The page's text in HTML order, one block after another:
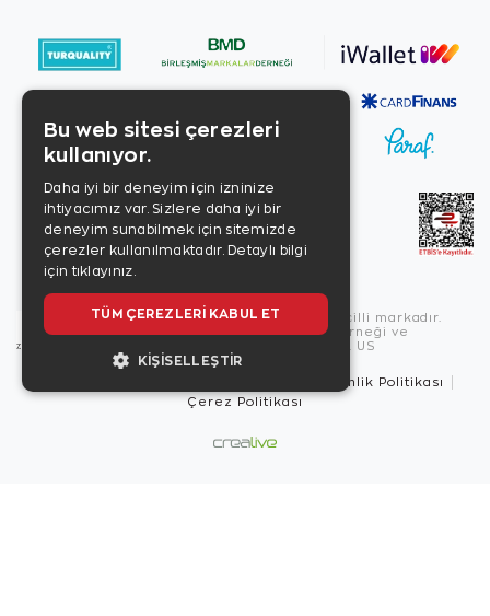
Copyright © 2026, Zen Diamond tescilli markadır.
Zen Diamond Birleşmiş Markalar Derneği ve
Turquality Destek Programı üyesidir. US
Güvenlik Politikası
Çerez Politikası
Bu web sitesi çerezleri
kullanıyor.
Daha iyi bir deneyim için izninize
ihtiyacımız var. Sizlere daha iyi bir
deneyim sunabilmek için sitemizde
çerezler kullanılmaktadır. Detaylı bilgi
için tıklayınız.
TÜM ÇEREZLERI KABUL ET
KIŞISELLEŞTIR